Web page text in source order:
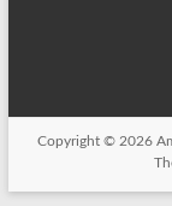
Copyright © 2026